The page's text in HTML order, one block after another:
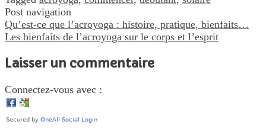
Post navigation
Qu’est-ce que l’acroyoga : histoire, pratique, bienfaits…
Les bienfaits de l’acroyoga sur le corps et l’esprit
Laisser un commentaire
Connectez-vous avec :